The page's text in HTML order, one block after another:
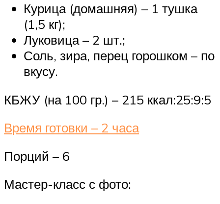
Курица (домашняя) – 1 тушка
(1,5 кг);
Луковица – 2 шт.;
Соль, зира, перец горошком – по
вкусу.
КБЖУ (на 100 гр.) – 215 ккал:25:9:5
Время готовки – 2 часа
Порций – 6
Мастер-класс с фото: